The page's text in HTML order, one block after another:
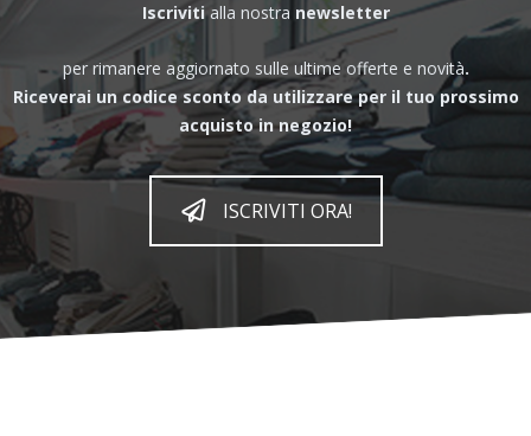
Iscrivitialla nostra newsletter
per rimanere aggiornato sulle ultime offerte e novità.
Riceverai un codice sconto da utilizzare per il tuo prossimo
acquisto in negozio!
ISCRIVITI ORA!